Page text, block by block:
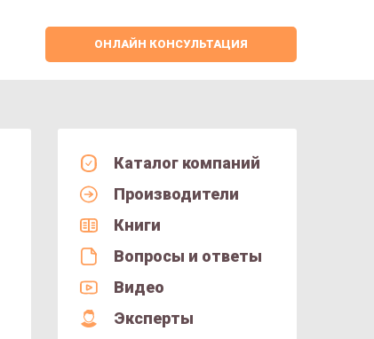
ОНЛАЙН КОНСУЛЬТАЦИЯ
Каталог компаний
Производители
Книги
Вопросы и ответы
Видео
Эксперты